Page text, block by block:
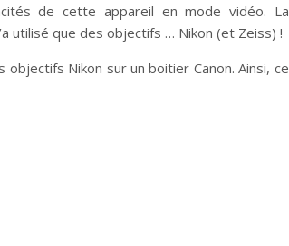
de cette appareil en mode vidéo. La
utilisé que des objectifs … Nikon (et Zeiss) !
objectifs Nikon sur un boitier Canon. Ainsi, ce